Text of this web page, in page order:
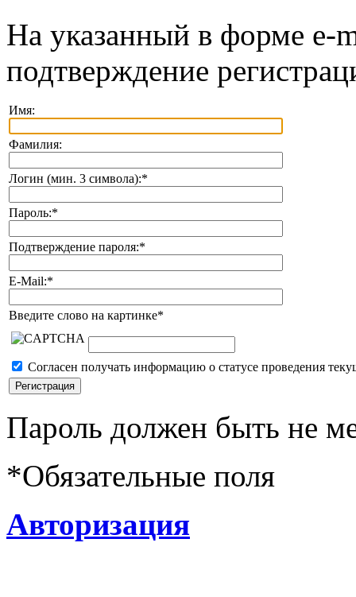
На указанный в форме e-
подтверждение
Имя:
Фамилия:
Логин (мин. 3 символа):*
Пароль:*
Подтверждение пароля:*
E-Mail:*
Введите слово на картинке*
Согласен получать информацию о статусе проведения
Пароль должен быть не
*Обязательные поля
Авторизация